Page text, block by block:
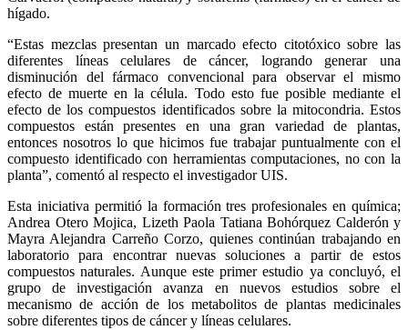
hígado.
“Estas mezclas presentan un marcado efecto citotóxico sobre las
diferentes líneas celulares de cáncer, logrando generar una
disminución del fármaco convencional para observar el mismo
efecto de muerte en la célula. Todo esto fue posible mediante el
efecto de los compuestos identificados sobre la mitocondria. Estos
compuestos están presentes en una gran variedad de plantas,
entonces nosotros lo que hicimos fue trabajar puntualmente con el
compuesto identificado con herramientas computaciones, no con la
planta”, comentó al respecto el investigador UIS.
Esta iniciativa permitió la formación tres profesionales en química;
Andrea Otero Mojica, Lizeth Paola Tatiana Bohórquez Calderón y
Mayra Alejandra Carreño Corzo, quienes continúan trabajando en
laboratorio para encontrar nuevas soluciones a partir de estos
compuestos naturales. Aunque este primer estudio ya concluyó, el
grupo de investigación avanza en nuevos estudios sobre el
mecanismo de acción de los metabolitos de plantas medicinales
sobre diferentes tipos de cáncer y líneas celulares.